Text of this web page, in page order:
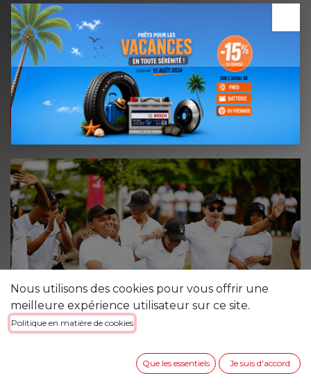
notre Groupe
22 947 737 214,77ariary
de contribution
fiscale pour l'année d'exercice 2025.
Voir nos activités RSE
Nous utilisons des cookies pour vous offrir une
meilleure expérience utilisateur sur ce site.
Politique en matière de cookies
Que les essentiels Je suis d'accord